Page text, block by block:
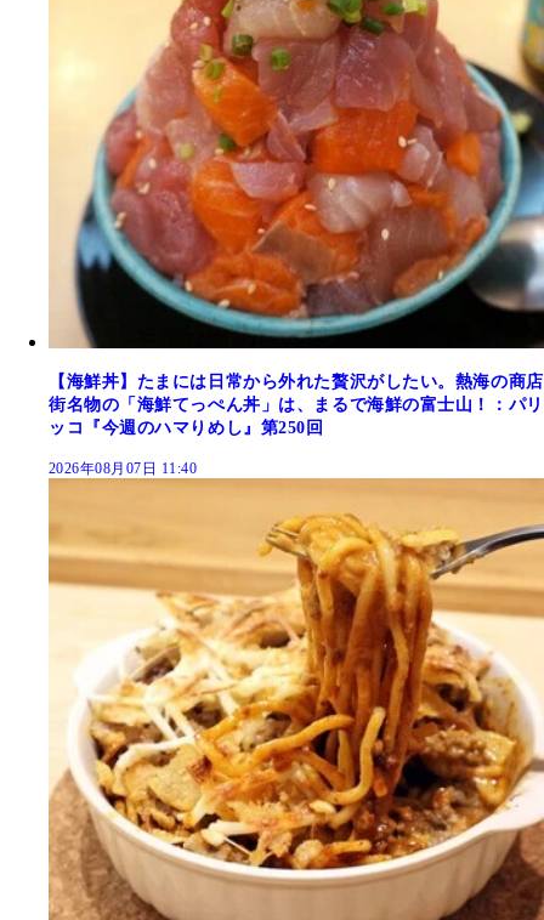
【海鮮丼】たまには日常から外れた贅沢がしたい。熱海の商店
街名物の「海鮮てっぺん丼」は、まるで海鮮の富士山！：パリ
ッコ『今週のハマりめし』第250回
2026年08月07日 11:40